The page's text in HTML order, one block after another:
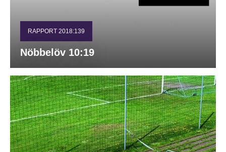
RAPPORT 2018:139
Nöbbelöv 10:19